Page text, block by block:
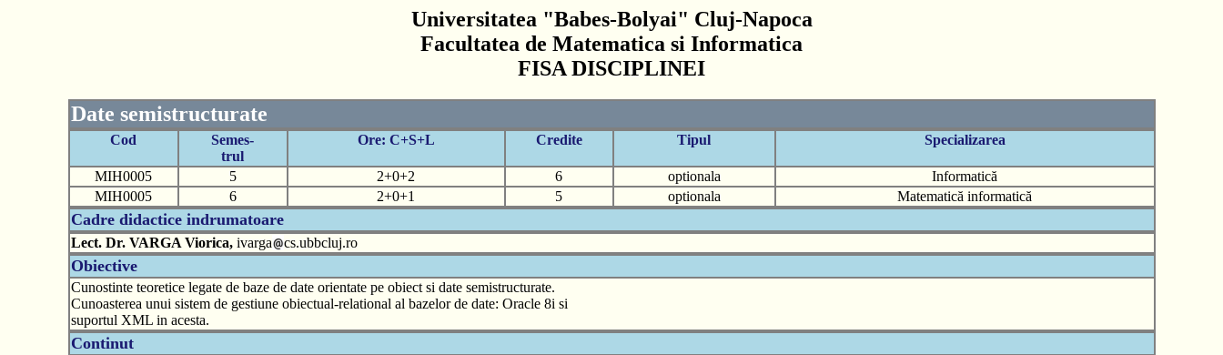
Universitatea "Babes-Bolyai" Cluj-Napoca
Facultatea de Matematica si Informatica
FISA DISCIPLINEI
Date semistructurate
Cod
Semes-
trul
Ore: C+S+L Credite Tipul Specializarea
MIH0005 5 2+0+2 6 optionala
Informatică
MIH0005
6 2+0+1 5 optionala Matematică informatică
Cadre didactice indrumatoare
Lect. Dr. VARGA Viorica,ivarga cs.ubbcluj.ro
Obiective
Cunostinte teoretice legate de baze de date orientate pe obiect si date semistructurate.
Cunoasterea unui sistem de gestiune obiectual-relational al bazelor de date: Oracle 8i si
suportul XML in acesta.
Continut